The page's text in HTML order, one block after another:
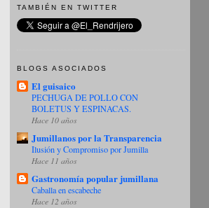
TAMBIÉN EN TWITTER
BLOGS ASOCIADOS
El guisaico
PECHUGA DE POLLO CON
BOLETUS Y ESPINACAS.
Hace 10 años
Jumillanos por la Transparencia
Ilusión y Compromiso por Jumilla
Hace 11 años
Gastronomía popular jumillana
Caballa en escabeche
Hace 12 años